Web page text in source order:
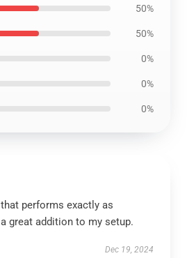
50%
50%
0%
0%
0%
performs exactly as
great addition to my setup.
Dec 19, 2024